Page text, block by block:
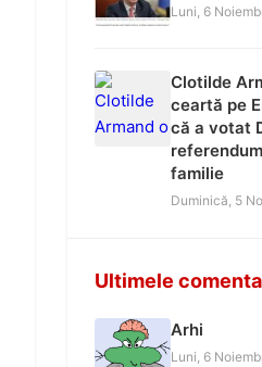
Luni, 6
Clotilde
ceartă pe
că a votat
familie
Duminică, 5
Ultimele
Arhi
Luni, 6